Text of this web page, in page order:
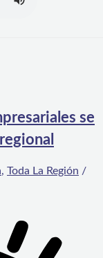
se
, Toda La Región /